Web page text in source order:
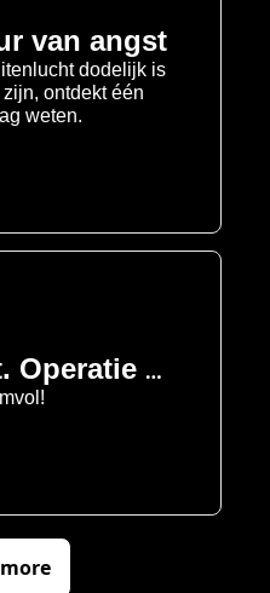
van angst
dodelijk is
ontdekt één
weten.
Operatie
wil Dijkhoff